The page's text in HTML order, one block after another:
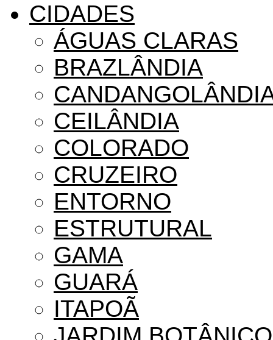
CIDADES
ÁGUAS CLARAS
BRAZLÂNDIA
CEILÂNDIA
COLORADO
CRUZEIRO
ENTORNO
ESTRUTURAL
GAMA
GUARÁ
ITAPOÃ